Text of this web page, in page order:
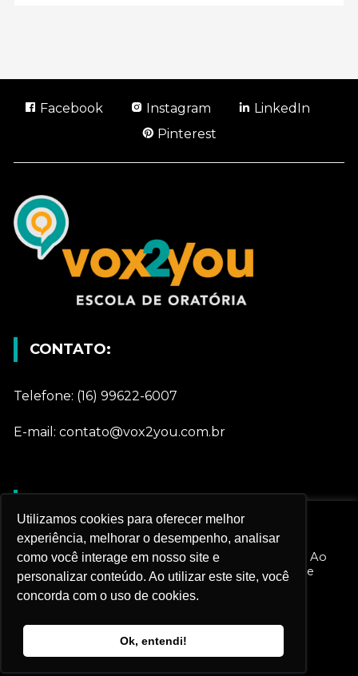
Utilizamos cookies para oferecer melhor
experiência, melhorar o desempenho, analisar
como você interage em nosso site e
personalizar conteúdo. Ao utilizar este site, você
concorda com o uso de cookies.
Ok, entendi!
Facebook Instagram
LinkedIn
Pinterest
CONTATO:
Telefone: (16) 99622-6007
E-mail: contato@vox2you.com.br
Gostar
Nós utilizamos cookies e outras tecnologias
semelhantes para melhorar sua experiência em
nossos serviços e personalizar nossa publicidade. Ao
prosseguir navegando, você aceita esta política de
monitoramento.